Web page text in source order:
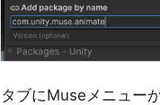
タブにMuseメニュー